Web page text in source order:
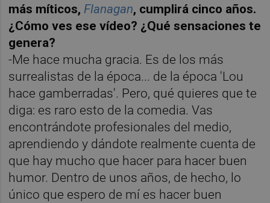
más míticos,Flanagan, cumplirá cinco años.
¿Cómo ves ese vídeo? ¿Qué sensaciones te
genera?
-Me hace mucha gracia. Es de los más
surrealistas de la época... de la época 'Lou
hace gamberradas'. Pero, qué quieres que te
diga: es raro esto de la comedia. Vas
encontrándote profesionales del medio,
aprendiendo y dándote realmente cuenta de
que hay mucho que hacer para hacer buen
humor. Dentro de unos años, de hecho, lo
único que espero de mí es hacer buen